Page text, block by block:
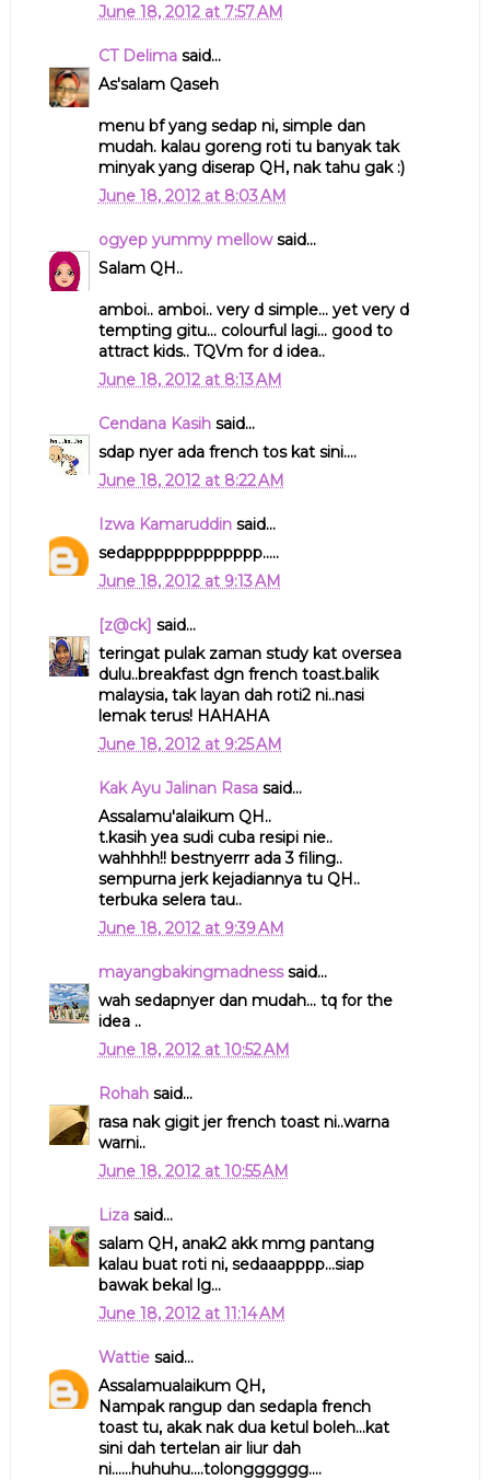
June 18, 2012 at 7:57 AM
CT Delimasaid...
As'salam Qaseh
menu bf yang sedap ni, simple dan
mudah. kalau goreng roti tu banyak tak
minyak yang diserap QH, nak tahu gak :)
June 18, 2012 at 8:03 AM
ogyep yummy mellowsaid...
Salam QH..
amboi.. amboi.. very d simple... yet very d
tempting gitu... colourful lagi... good to
attract kids.. TQVm for d idea..
June 18, 2012 at 8:13 AM
Cendana Kasihsaid...
sdap nyer ada french tos kat sini....
June 18, 2012 at 8:22 AM
Izwa Kamaruddinsaid...
sedappppppppppppp.....
June 18, 2012 at 9:13 AM
[z@ck] said...
teringat pulak zaman study kat oversea
dulu..breakfast dgn french toast.balik
malaysia, tak layan dah roti2 ni..nasi
lemak terus! HAHAHA
June 18, 2012 at 9:25 AM
Kak Ayu Jalinan Rasasaid...
Assalamu'alaikum QH..
t.kasih yea sudi cuba resipi nie..
wahhhh!! bestnyerrr ada 3 filing..
sempurna jerk kejadiannya tu QH..
terbuka selera tau..
June 18, 2012 at 9:39 AM
mayangbakingmadnesssaid...
wah sedapnyer dan mudah... tq for the
idea ..
June 18, 2012 at 10:52 AM
Rohahsaid...
rasa nak gigit jer french toast ni..warna
warni..
June 18, 2012 at 10:55 AM
Lizasaid...
salam QH, anak2 akk mmg pantang
kalau buat roti ni, sedaaapppp...siap
bawak bekal lg...
June 18, 2012 at 11:14 AM
Wattiesaid...
Assalamualaikum QH,
Nampak rangup dan sedapla french
toast tu, akak nak dua ketul boleh...kat
sini dah tertelan air liur dah
ni......huhuhu....tolongggggg....